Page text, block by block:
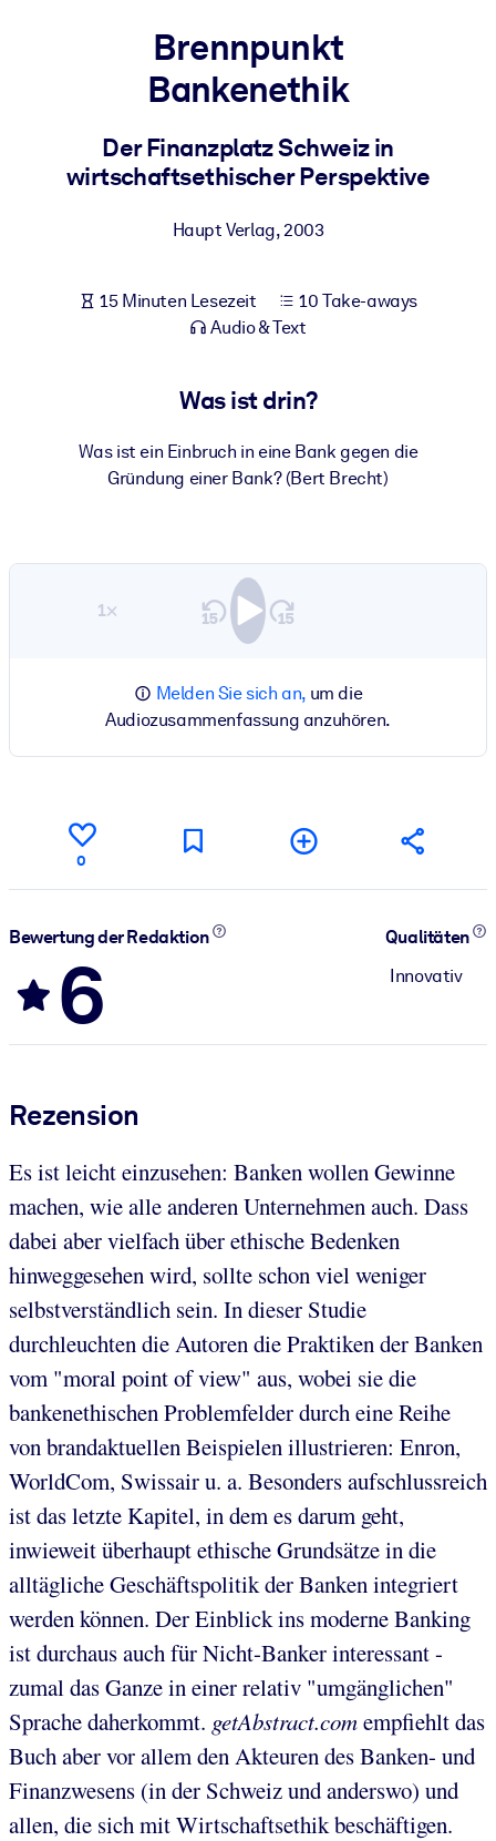
Bauen Sie eine gesunde und resiliente Belegschaft auf.
Für LMS/LXP
Integrieren Sie kompaktes, verifiziertes Wissen in Ihr LMS/LXP für
Bereichern Sie Ihre Unternehmensbibliothek mit
vertrauenswürdigem, praxisnahem Business-Wissen.
Nutzen Sie verlässliches, strukturiertes Wissen, um die Ergebnisse
Brennpunkt
Bankenethik
Der Finanzplatz Schweiz in
wirtschaftsethischer Perspektive
Haupt Verlag,2003
15 Minuten Lesezeit
10 Take-aways
Audio & Text
Was ist drin?
Was ist ein Einbruch in eine Bank gegen die
Gründung einer Bank? (Bert Brecht)
1×
Melden Sie sich an,um die
Audiozusammenfassung anzuhören.
0
Bewertung der Redaktion
6
Qualitäten
Innovativ
Rezension
Es ist leicht einzusehen: Banken wollen Gewinne
machen, wie alle anderen Unternehmen auch. Dass
dabei aber vielfach über ethische Bedenken
hinweggesehen wird, sollte schon viel weniger
selbstverständlich sein. In dieser Studie
durchleuchten die Autoren die Praktiken der Banken
vom "moral point of view" aus, wobei sie die
bankenethischen Problemfelder durch eine Reihe
von brandaktuellen Beispielen illustrieren: Enron,
WorldCom, Swissair u. a. Besonders aufschlussreich
ist das letzte Kapitel, in dem es darum geht,
inwieweit überhaupt ethische Grundsätze in die
alltägliche Geschäftspolitik der Banken integriert
werden können. Der Einblick ins moderne Banking
ist durchaus auch für Nicht-Banker interessant -
zumal das Ganze in einer relativ "umgänglichen"
Sprache daherkommt. getAbstract.comempfiehlt das
Buch aber vor allem den Akteuren des Banken- und
Finanzwesens (in der Schweiz und anderswo) und
allen, die sich mit Wirtschaftsethik beschäftigen.